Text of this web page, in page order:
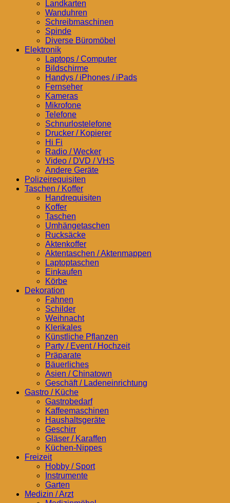
Landkarten
Wanduhren
Schreibmaschinen
Spinde
Diverse Büromöbel
Elektronik
Laptops / Computer
Bildschirme
Handys / iPhones / iPads
Fernseher
Kameras
Mikrofone
Telefone
Schnurlostelefone
Drucker / Kopierer
Hi Fi
Radio / Wecker
Video / DVD / VHS
Andere Geräte
Polizeirequisiten
Taschen / Koffer
Handrequisiten
Koffer
Taschen
Umhängetaschen
Rucksäcke
Aktenkoffer
Aktentaschen / Aktenmappen
Laptoptaschen
Einkaufen
Körbe
Dekoration
Fahnen
Schilder
Weihnacht
Klerikales
Künstliche Pflanzen
Party / Event / Hochzeit
Präparate
Bäuerliches
Asien / Chinatown
Geschäft / Ladeneinrichtung
Gastro / Küche
Gastrobedarf
Kaffeemaschinen
Haushaltsgeräte
Geschirr
Gläser / Karaffen
Küchen-Nippes
Freizeit
Hobby / Sport
Instrumente
Garten
Medizin / Arzt